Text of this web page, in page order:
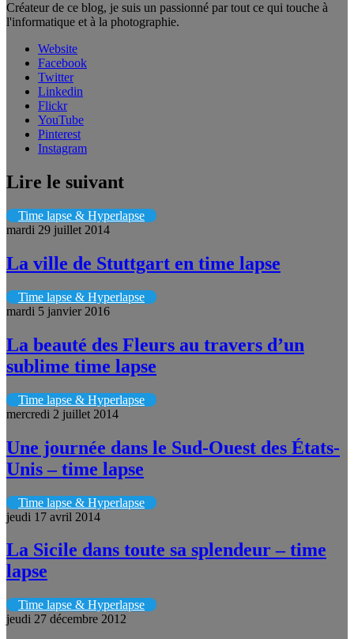
Créateur de ce blog, je suis un passionné par tout ce qui touche à
l'informatique et à la photographie.
Website
Facebook
Twitter
Linkedin
Flickr
YouTube
Pinterest
Instagram
Lire le suivant
Time lapse & Hyperlapse
mardi 29 juillet 2014
La ville de Stuttgart en time lapse
Time lapse & Hyperlapse
mardi 5 janvier 2016
La beauté des Fleurs au travers d’un
sublime time lapse
Time lapse & Hyperlapse
mercredi 2 juillet 2014
Une journée dans le Sud-Ouest des États-
Unis – time lapse
Time lapse & Hyperlapse
jeudi 17 avril 2014
La Sicile dans toute sa splendeur – time
lapse
Time lapse & Hyperlapse
jeudi 27 décembre 2012